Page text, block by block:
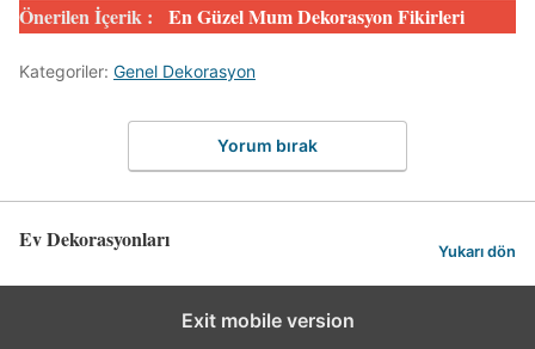
Önerilen İçerik : En Güzel Mum Dekorasyon Fikirleri
Kategoriler: Genel Dekorasyon
Yorum bırak
Ev Dekorasyonları Yukarı dön
Exit mobile version